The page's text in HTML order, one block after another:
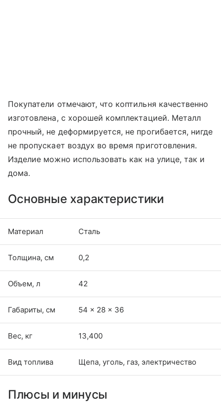
Покупатели отмечают, что коптильня качественно
изготовлена, с хорошей комплектацией. Металл
прочный, не деформируется, не прогибается, нигде
не пропускает воздух во время приготовления.
Изделие можно использовать как на улице, так и
дома.
Основные характеристики
Материал Сталь
Толщина, см 0,2
Объем, л 42
Габариты, см 54 × 28 × 36
Вес, кг 13,400
Вид топлива Щепа, уголь, газ, электричество
Плюсы и минусы